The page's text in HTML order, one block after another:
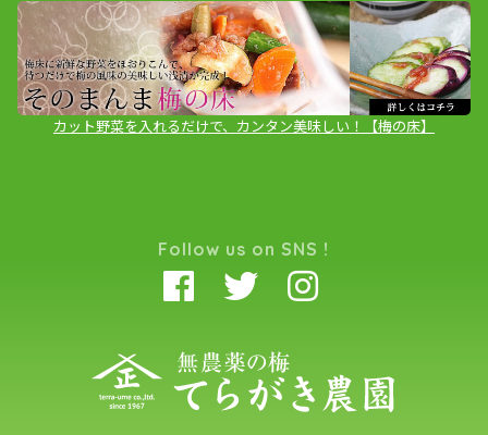
カット野菜を入れるだけで、カンタン美味しい！【梅の床】
Follow us on SNS !